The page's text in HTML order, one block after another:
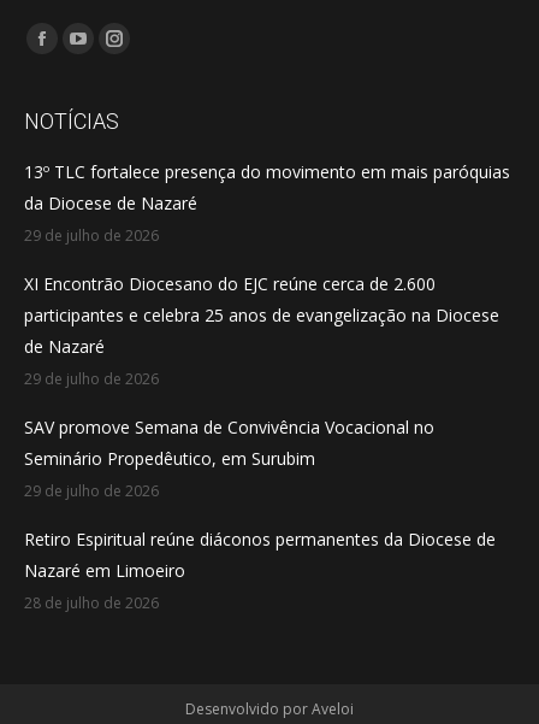
Encontre-nos em:
Facebook
opens
new
window
YouTube
opens
new
window
Instagram
opens
new
window
NOTÍCIAS
13º TLC fortalece presença do movimento em mais paróquias
da Diocese de Nazaré
29 de julho de 2026
XI Encontrão Diocesano do EJC reúne cerca de 2.600
participantes e celebra 25 anos de evangelização na Diocese
de Nazaré
29 de julho de 2026
SAV promove Semana de Convivência Vocacional no
Seminário Propedêutico, em Surubim
29 de julho de 2026
Retiro Espiritual reúne diáconos permanentes da Diocese de
Nazaré em Limoeiro
28 de julho de 2026
Desenvolvido porAveloi